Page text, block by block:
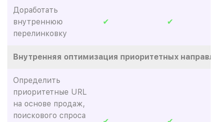
Доработать
внутреннюю
перелинковку
✔ ✔
Внутренняя оптимизация приоритетных
Определить
приоритетные URL
на основе продаж,
поискового спроса